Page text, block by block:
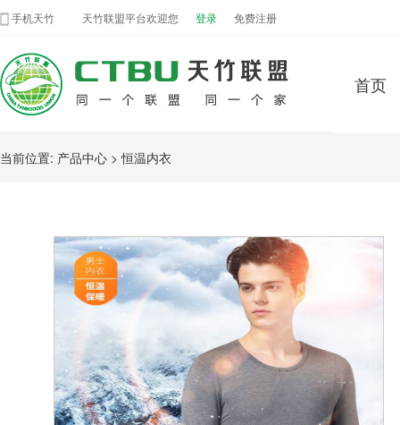
手机天竹 天竹联盟平台欢迎您 登录 免费注册
首页
当前位置: 产品中心 > 恒温内衣